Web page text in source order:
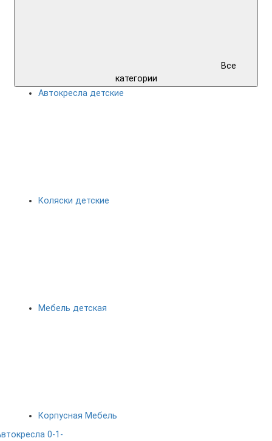
Все
категории
Автокресла детские
Коляски детские
Мебель детская
Корпусная Мебель
0-1-